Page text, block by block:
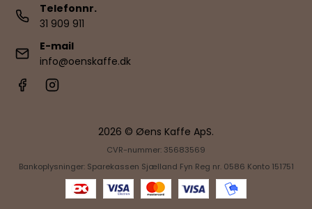
Telefonnr.
31 909 911
E-mail
info@oenskaffe.dk
2026 © Øens Kaffe ApS.
CVR-nummer: 35683569
Bankoplysninger: Sparekassen Sjælland Fyn Reg nr. 0586 Konto 151751